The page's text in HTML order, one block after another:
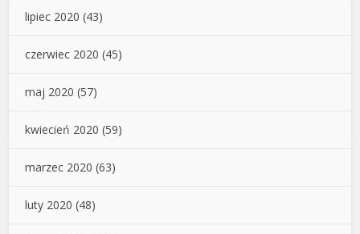
lipiec 2020 (43)
czerwiec 2020 (45)
maj 2020 (57)
kwiecień 2020 (59)
marzec 2020 (63)
luty 2020 (48)